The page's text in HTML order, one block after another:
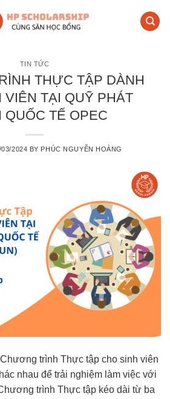
TIN TỨC
THỰC TẬP DÀNH
VIÊN TẠI QUỸ PHÁT
QUỐC TẾ OPEC
03/2024 BY PHÚC NGUYỄN HOÀNG
trình Thực tập cho sinh viên
nhau để trải nghiệm làm việc với
trình Thực tập kéo dài từ ba